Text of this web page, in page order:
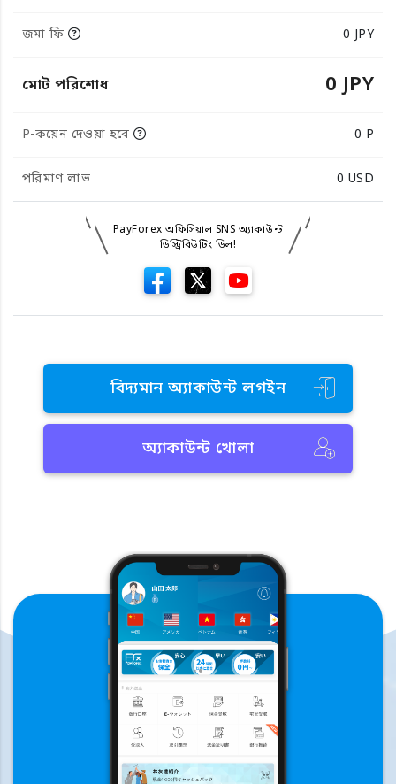
জমা ফি 0 JPY
মোট পরিশোধ 0 JPY
P-কয়েন দেওয়া হবে 0 P
পরিমাণ লাভ 0 USD
PayForex অফিসিয়াল SNS অ্যাকাউন্ট
ডিস্ট্রিবিউটিং ডিল!
বিদ্যমান অ্যাকাউন্ট লগইন
অ্যাকাউন্ট খোলা